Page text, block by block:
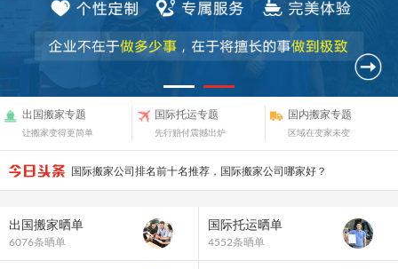
跨国搬家服务：扬州跨国搬家到加拿大怎么更有保障？新冠疫情会
影响国际搬家吗？上海搬家到新西兰旺格雷有点不一样北京私人物品运
输到澳大利亚，移民如何跨国搬家？ 上海移民搬家到塞浦路斯，国际搬
昆明搬家到美国，如何打包才能对国际长途运输放心？
从秦皇岛市托运到美国从重庆市托运到美国从上海市托运到澳大利亚从
张家界市托运到美国
从厦门市托运到美国 从张家界市托运到美国
从大连市搬家到英国 从佛山市搬家到美国
到西班牙 从广州市搬家到比利时 从上海市搬家到意大利
出国搬家专题
让搬家变得更简单
国际托运专题
先行赔付震撼出炉
国内搬家专题
区域在变家未变
如何搬家到台湾，求攻略？
中港搬家托运，中港搬家公司电话，专业中港搬家公司
国际搬家公司排名前十名推荐，国际搬家公司哪家好？
家具搬到美国，多亏了海龙国际搬家公司快速搞定
跨国搬家要找什么搬家公司？
如何搬家到台湾，求攻略？
出国搬家晒单
6076条晒单
国际托运晒单
4552条晒单